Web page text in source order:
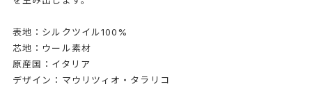
表地：シルクツイル100%
芯地：ウール素材
原産国：イタリア
デザイン：マウリツィオ・タラリコ